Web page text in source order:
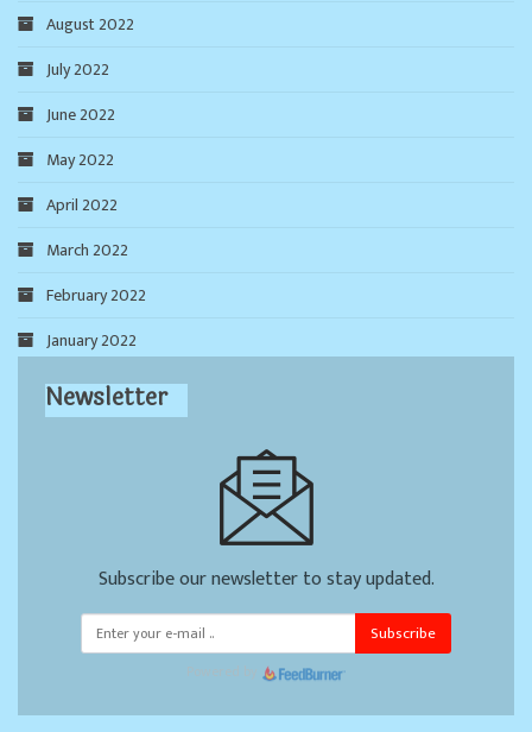
August 2022
July 2022
June 2022
May 2022
April 2022
March 2022
February 2022
January 2022
Newsletter
Subscribe our newsletter to stay updated.
Subscribe